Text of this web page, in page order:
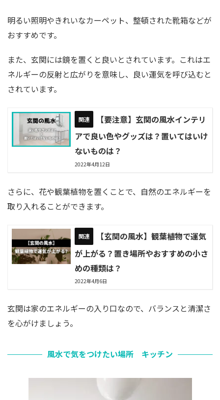
明るい照明やきれいなカーペット、整頓された靴箱などが
おすすめです。
また、玄関には鏡を置くと良いとされています。これはエ
ネルギーの反射と広がりを意味し、良い運気を呼び込むと
されています。
【要注意】玄関の風水インテリ
アで良い色やグッズは？置いてはいけ
ないものは？
2022年4月12日
さらに、花や観葉植物を置くことで、自然のエネルギーを
取り入れることができます。
【玄関の風水】観葉植物で運気
が上がる？置き場所やおすすめの小さ
めの種類は？
2022年4月6日
玄関は家のエネルギーの入り口なので、バランスと清潔さ
を心がけましょう。
風水で気をつけたい場所 キッチン